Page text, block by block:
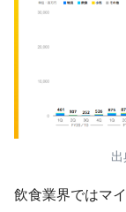
出
飲食業界ではマ